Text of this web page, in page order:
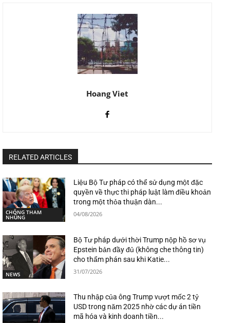
Hoang Viet
RELATED ARTICLES
CHỐNG THAM
NHŨNG
Liệu Bộ Tư pháp có thể sử dụng một đặc
quyền về thực thi pháp luật làm điều khoản
trong một thỏa thuận dàn...
04/08/2026
NEWS
Bộ Tư pháp dưới thời Trump nộp hồ sơ vụ
Epstein bản đầy đủ (không che thông tin)
cho thẩm phán sau khi Katie...
31/07/2026
Thu nhập của ông Trump vượt mốc 2 tỷ
USD trong năm 2025 nhờ các dự án tiền
mã hóa và kinh doanh tiền...